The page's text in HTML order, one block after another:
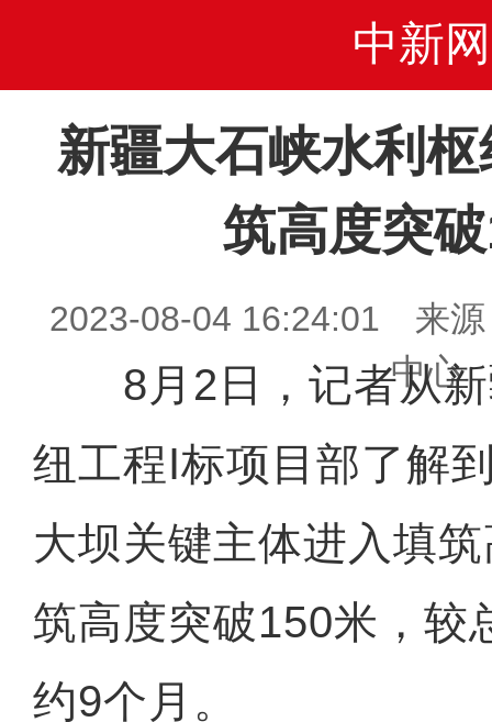
中新网
新疆大石峡水利
筑高度突
2023-08-04 16:24:01 来源
中心
8月2日，记者从新
纽工程I标项目部了解
大坝关键主体进入填
筑高度突破150米，较
约9个月。